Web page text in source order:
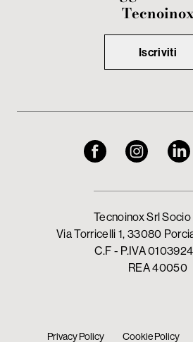
Iscriviti
Tecnoinox Srl
Via Torricelli 1, 33080
C.F - P.IVA
REA 40050
Privacy Policy Cookie Policy